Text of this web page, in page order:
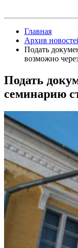
Главная
Архив
Подать
возможно
Подать
семинарию